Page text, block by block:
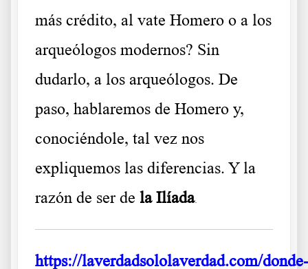
más crédito, al vate Homero o a los
arqueólogos modernos? Sin
dudarlo, a los arqueólogos. De
paso, hablaremos de Homero y,
conociéndole, tal vez nos
expliquemos las diferencias. Y la
razón de ser de la Ilíada.
https://laverdadsololaverdad.com/donde-